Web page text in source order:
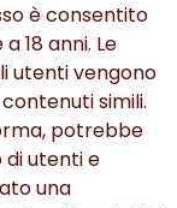
è consentito
18 anni. Le
utenti vengono
simili.
potrebbe
di utenti e
una